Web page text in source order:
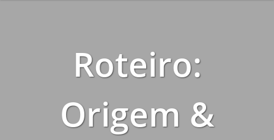
Roteiro:
Origem &